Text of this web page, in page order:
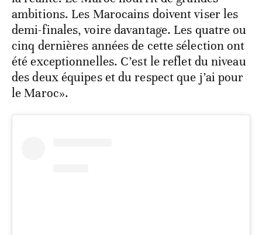
ambitions. Les Marocains doivent viser les
demi-finales, voire davantage. Les quatre ou
cinq dernières années de cette sélection ont
été exceptionnelles. C’est le reflet du niveau
des deux équipes et du respect que j’ai pour
le Maroc».